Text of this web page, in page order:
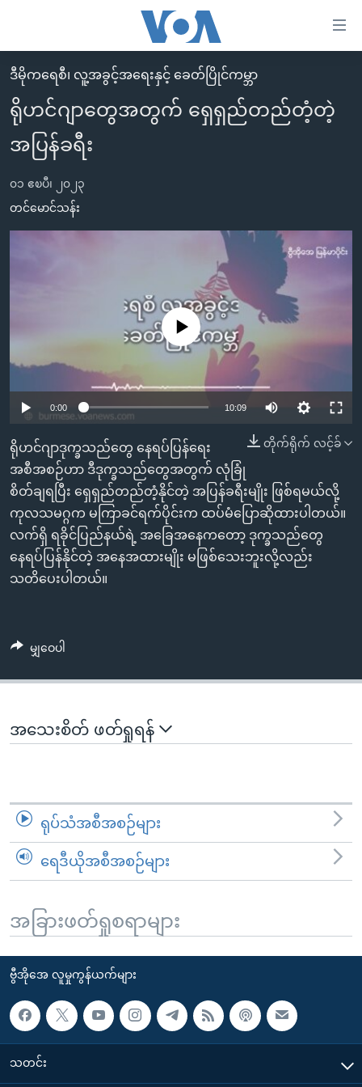
လွယ်ကူ
စေ
သည့်
Link
များ
ပင်မ
အ
ညွန်း
စာမျက်နှာ
ကျော်
ကြည့်
ရန်
ရှာဖွေ
ရန်
နေရာ
သို့
မူလစာမျက်နှာ
မြန်မာ
ကမ္ဘာ့သတင်းများ
အမေရိကန်
တရုတ်
သတင်းလွတ်လပ်ခွင့်
ရပ်ဝန်းတခု လမ်းတခု အလွန်
မကြေးမုံရဲ့ အင်္ဂလိပ်စာ
ရုပ်ရှင်ထဲက အင်္ဂလိပ်စာ
သုတပဒေသာ အင်္ဂလိပ်စာ
ရေဒီယိုနှင့်ရုပ်သံ အချက်အလက်များ
ရေဒီယို/တီဗွီအစီအစဉ်
Learning English
ဘာသာစကားများ
ဒီမိုကရေစီ၊ လူ့အခွင့်အရေးနှင့် ခေတ်ပြိုင်ကမ္ဘာ
ရိုဟင်ဂျာတွေအတွက် ရှေရှည်တည်တံ့တဲ့
အပြန်ခရီး
၀၁ ဧၿပီ၊ ၂၀၂၃
တင်မောင်သန်း
No media source currently available
0:00 10:09
တိုက်ရိုက် လင့်ခ်
ရိုဟင်ဂျာဒုက္ခသည်တွေ နေရပ်ပြန်ရေး
အစီအစဉ်ဟာ ဒီဒုက္ခသည်တွေအတွက် လုံခြုံ
စိတ်ချရပြီး ရှေရှည်တည်တံ့နိုင်တဲ့ အပြန်ခရီးမျိုး ဖြစ်ရမယ်လို့
ကုလသမဂ္ဂက မကြာခင်ရက်ပိုင်းက ထပ်မံပြောဆိုထားပါတယ်။
လက်ရှိ ရခိုင်ပြည်နယ်ရဲ့ အခြေအနေကတော့ ဒုက္ခသည်တွေ
နေရပ်ပြန်နိုင်တဲ့ အနေအထားမျိုး မဖြစ်သေးဘူးလို့လည်း
သတိပေးပါတယ်။
မျှဝေပါ
အသေးစိတ် ဖတ်ရှုရန်
ရုပ်သံအစီအစဉ်များ
ရေဒီယိုအစီအစဉ်များ
အခြားဖတ်ရှုစရာများ
ဗွီအိုအေ လူမှုကွန်ယက်များ
သတင်း